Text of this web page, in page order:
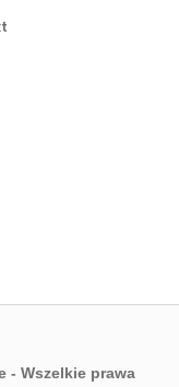
- Wszelkie prawa